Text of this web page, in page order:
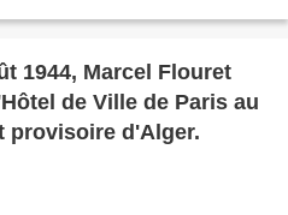
1944, Marcel Flouret
de Ville de Paris au
provisoire d'Alger.